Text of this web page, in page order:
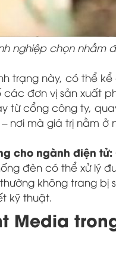
nghiệp chọn nhầm
trạng này, có thể kể
các đơn vị sản xuất
từ cổng công ty,
nơi mà giá trị nằm
cho ngành điện tử:
đèn có thể xử lý
không trang
kỹ thuật.
Media